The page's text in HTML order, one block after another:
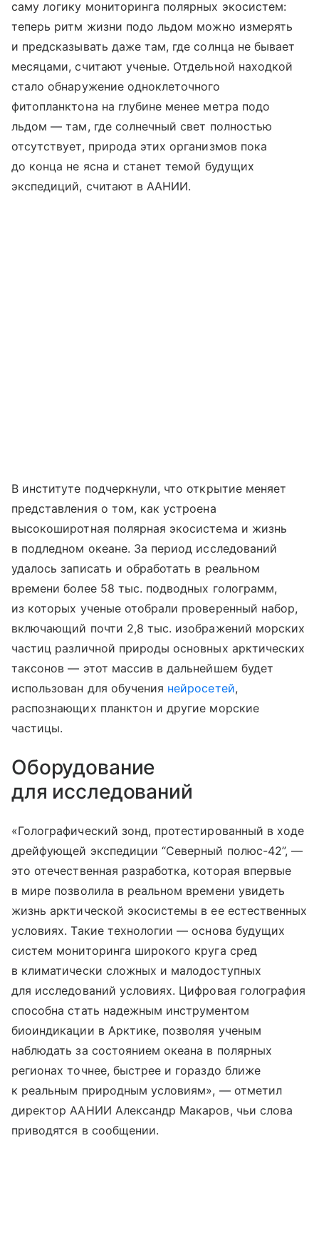
саму логику мониторинга полярных экосистем:
теперь ритм жизни подо льдом можно измерять
и предсказывать даже там, где солнца не бывает
месяцами, считают ученые. Отдельной находкой
стало обнаружение одноклеточного
фитопланктона на глубине менее метра подо
льдом — там, где солнечный свет полностью
отсутствует, природа этих организмов пока
до конца не ясна и станет темой будущих
экспедиций, считают в ААНИИ.
В институте подчеркнули, что открытие меняет
представления о том, как устроена
высокоширотная полярная экосистема и жизнь
в подледном океане. За период исследований
удалось записать и обработать в реальном
времени более 58 тыс. подводных голограмм,
из которых ученые отобрали проверенный набор,
включающий почти 2,8 тыс. изображений морских
частиц различной природы основных арктических
таксонов — этот массив в дальнейшем будет
использован для обучения нейросетей,
распознающих планктон и другие морские
частицы.
Оборудование
для исследований
«Голографический зонд, протестированный в ходе
дрейфующей экспедиции “Северный полюс-42”, —
это отечественная разработка, которая впервые
в мире позволила в реальном времени увидеть
жизнь арктической экосистемы в ее естественных
условиях. Такие технологии — основа будущих
систем мониторинга широкого круга сред
в климатически сложных и малодоступных
для исследований условиях. Цифровая голография
способна стать надежным инструментом
биоиндикации в Арктике, позволяя ученым
наблюдать за состоянием океана в полярных
регионах точнее, быстрее и гораздо ближе
к реальным природным условиям», — отметил
директор ААНИИ Александр Макаров, чьи слова
приводятся в сообщении.